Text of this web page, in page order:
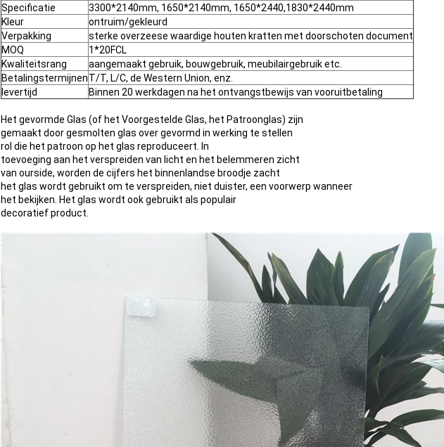
Specificatie
3300*2140mm, 1650*2140mm, 1650*2440,1830*2440mm
Kleur
ontruim/gekleurd
Verpakking
sterke overzeese waardige houten kratten met doorschoten document
MOQ
1*20FCL
Kwaliteitsrang
aangemaakt gebruik, bouwgebruik, meubilairgebruik etc.
BetalingstermijnenT/T, L/C, de Western Union, enz.
levertijd
Binnen 20 werkdagen na het ontvangstbewijs van vooruitbetaling
Het gevormde Glas (of het Voorgestelde Glas, het Patroonglas) zijn
gemaakt door gesmolten glas over gevormd in werking te stellen
rol die het patroon op het glas reproduceert. In
toevoeging aan het verspreiden van licht en het belemmeren zicht
van ourside, worden de cijfers het binnenlandse broodje zacht
het glas wordt gebruikt om te verspreiden, niet duister, een voorwerp wanneer
het bekijken. Het glas wordt ook gebruikt als populair
decoratief product.